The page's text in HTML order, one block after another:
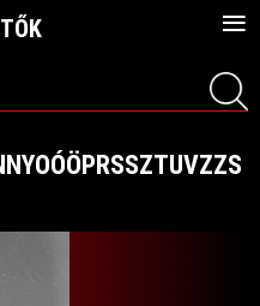
≡
NYOÓÖPRSSZTUVZZS